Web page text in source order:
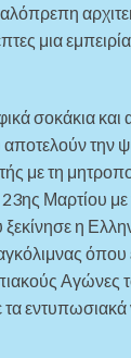
μια
σοκάκια και
την
με τη
23ης Μαρτίου
η
όπου
Αγώνες
εντυπωσιακά